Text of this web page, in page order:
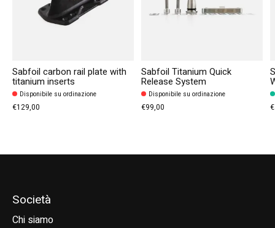
Sabfoil carbon rail plate with
titanium inserts
Disponibile su ordinazione
€129,00
Sabfoil Titanium Quick
Release System
Disponibile su ordinazione
€99,00
Società
Chi siamo